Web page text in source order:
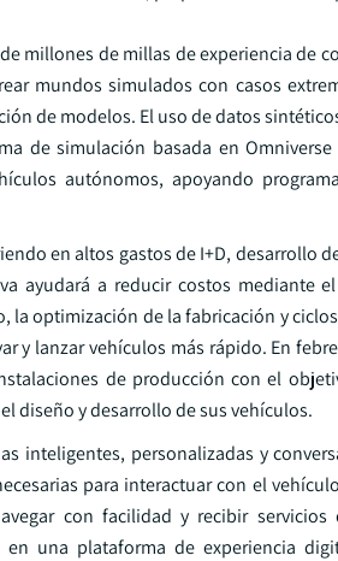
millones de millas de experiencia de
mundos simulados con casos
de modelos. El uso de datos
de simulación basada en
autónomos, apoyando
en altos gastos de I+D, desarrollo
ayudará a reducir costos
optimización de la fabricación y
y lanzar vehículos más rápido. En
de producción con el
diseño y desarrollo de sus vehículos.
inteligentes, personalizadas y
para interactuar con el
con facilidad y recibir servicios
una plataforma de experiencia